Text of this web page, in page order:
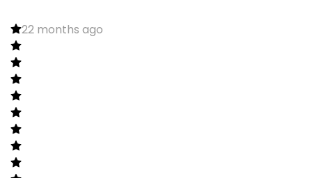
22 months ago